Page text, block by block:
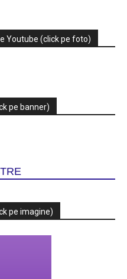
Youtube (click pe foto)
pe banner)
pe imagine)